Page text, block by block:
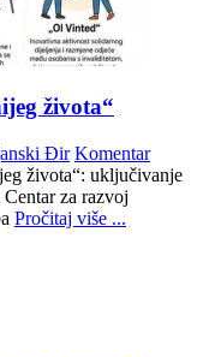
života“
Đir Komentar
života“: uključivanje
za razvoj
Pročitaj više ...